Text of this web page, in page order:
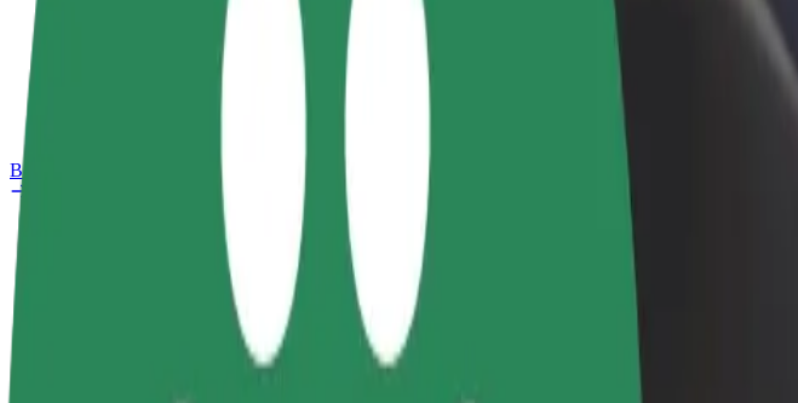
Laboratorio de seguridad
Informar de un problema
Bolt Plus